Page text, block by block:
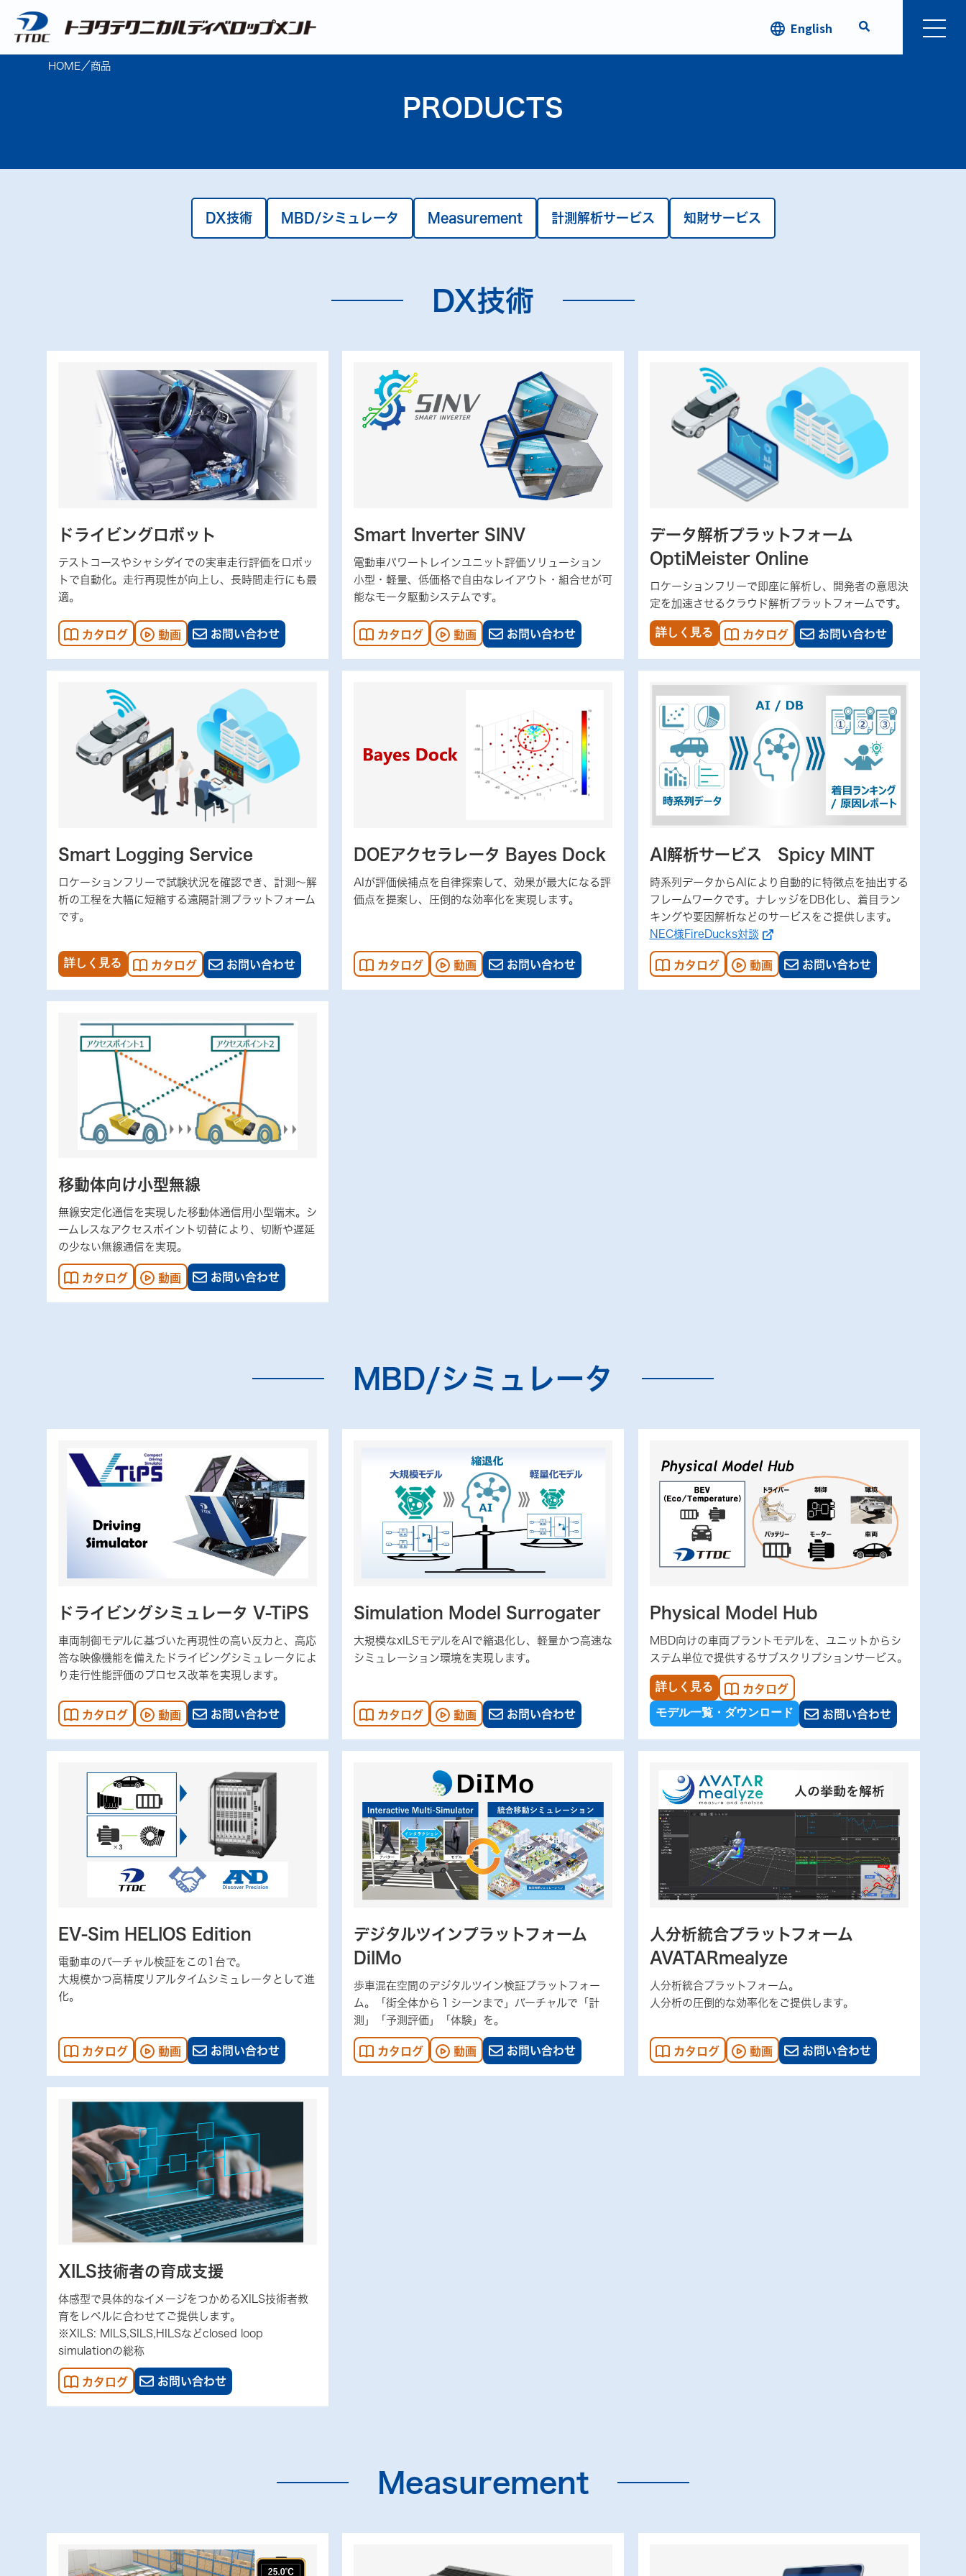
English
HOME ／商品
PRODUCTS
DX技術 MBD/シミュレータ Measurement 計測解析サービス 知財サービス
DX技術
ドライビングロボット
テストコースやシャシダイでの実車走行評価をロボッ
トで自動化。走行再現性が向上し、長時間走行にも最
適。
カタログ 動画 お問い合わせ
Smart Inverter SINV
電動車パワートレインユニット評価ソリューション
小型・軽量、低価格で自由なレイアウト・組合せが可
能なモータ駆動システムです。
カタログ 動画 お問い合わせ
データ解析プラットフォーム
OptiMeister Online
ロケーションフリーで即座に解析し、開発者の意思決
定を加速させるクラウド解析プラットフォームです。
詳しく見る カタログ お問い合わせ
Smart Logging Service
ロケーションフリーで試験状況を確認でき、計測～解
析の工程を大幅に短縮する遠隔計測プラットフォーム
です。
詳しく見る カタログ お問い合わせ
DOEアクセラレータ Bayes Dock
AIが評価候補点を自律探索して、効果が最大になる評
価点を提案し、圧倒的な効率化を実現します。
カタログ 動画 お問い合わせ
AI解析サービス Spicy MINT
時系列データからAIにより自動的に特徴点を抽出する
フレームワークです。ナレッジをDB化し、着目ラン
キングや要因解析などのサービスをご提供します。
NEC様FireDucks対談
カタログ 動画 お問い合わせ
移動体向け小型無線
無線安定化通信を実現した移動体通信用小型端末。シ
ームレスなアクセスポイント切替により、切断や遅延
の少ない無線通信を実現。
カタログ 動画 お問い合わせ
MBD/シミュレータ
ドライビングシミュレータ V-TiPS
車両制御モデルに基づいた再現性の高い反力と、高応
答な映像機能を備えたドライビングシミュレータによ
り走行性能評価のプロセス改革を実現します。
カタログ 動画 お問い合わせ
Simulation Model Surrogater
大規模なxILSモデルをAIで縮退化し、軽量かつ高速な
シミュレーション環境を実現します。
カタログ 動画 お問い合わせ
Physical Model Hub
MBD向けの車両プラントモデルを、ユニットからシ
ステム単位で提供するサブスクリプションサービス。
詳しく見る カタログ
モデル一覧・ダウンロード お問い合わせ
EV-Sim HELIOS Edition
電動車のバーチャル検証をこの1台で。
大規模かつ高精度リアルタイムシミュレータとして進
化。
カタログ 動画 お問い合わせ
デジタルツインプラットフォーム
DiIMo
歩車混在空間のデジタルツイン検証プラットフォー
ム。「街全体から１シーンまで」バーチャルで「計
測」「予測評価」「体験」を。
カタログ 動画 お問い合わせ
人分析統合プラットフォーム
AVATARmealyze
人分析統合プラットフォーム。
人分析の圧倒的な効率化をご提供します。
カタログ 動画 お問い合わせ
XILS技術者の育成支援
体感型で具体的なイメージをつかめるXILS技術者教
育をレベルに合わせてご提供します。
※XILS: MILS,SILS,HILSなどclosed loop
simulationの総称
カタログ お問い合わせ
Measurement